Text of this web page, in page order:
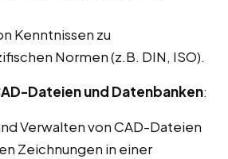
Kenntnissen zu
Normen (z.B. DIN, ISO).
Dateien und Datenbanken:
Verwalten von CAD-Dateien
Zeichnungen in einer